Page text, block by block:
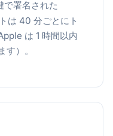
で署名された
は 40 分ごとにト
は 1 時間以内
）。